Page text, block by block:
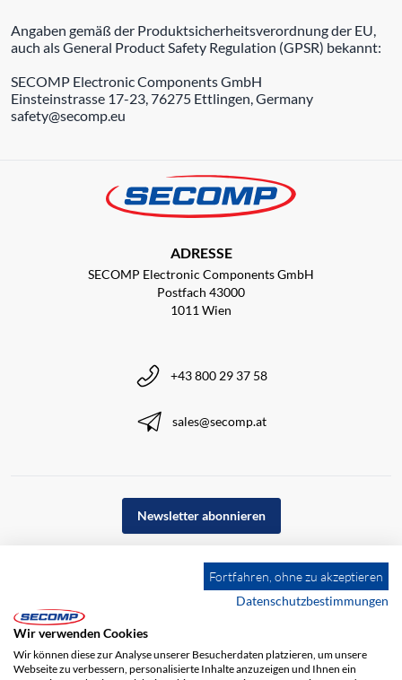
Angaben gemäß der Produktsicherheitsverordnung der EU,
auch als General Product Safety Regulation (GPSR) bekannt:
SECOMP Electronic Components GmbH
Einsteinstrasse 17-23, 76275 Ettlingen, Germany
safety@secomp.eu
ADRESSE
SECOMP Electronic Components GmbH
Postfach 43000
1011 Wien
+43 800 29 37 58
sales@secomp.at
Newsletter abonnieren
Fortfahren, ohne zu akzeptieren
Datenschutzbestimmungen
Wir verwenden Cookies
Wir können diese zur Analyse unserer Besucherdaten platzieren, um unsere
Webseite zu verbessern, personalisierte Inhalte anzuzeigen und Ihnen ein